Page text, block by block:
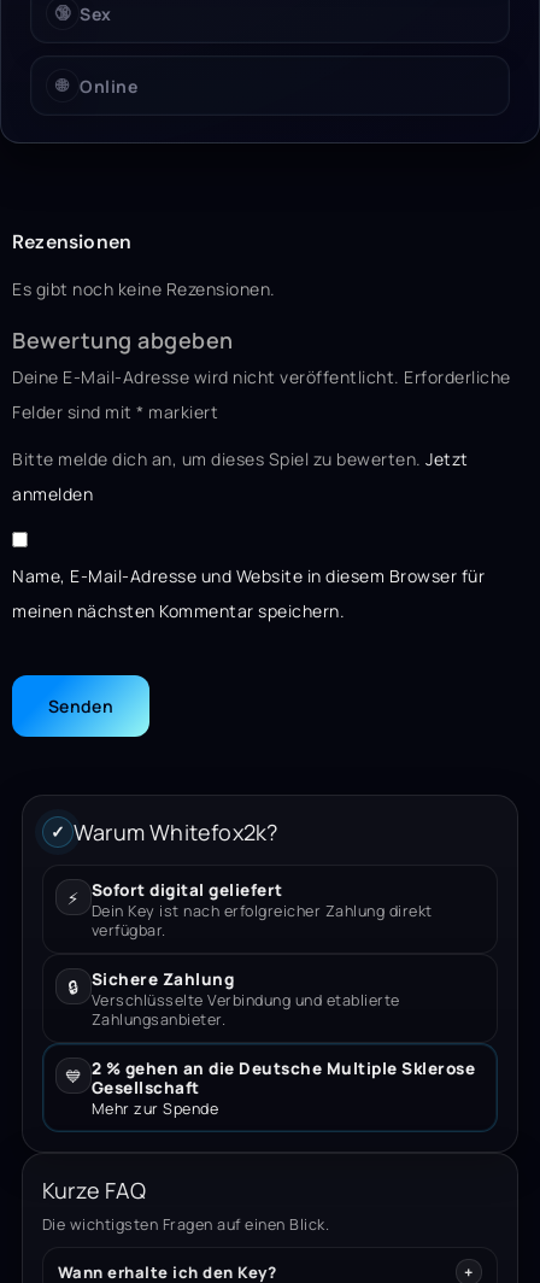
🔞 Sex
🌐 Online
Rezensionen
Es gibt noch keine Rezensionen.
Bewertung abgeben
Deine E-Mail-Adresse wird nicht veröffentlicht. Erforderliche
Felder sind mit * markiert
Bitte melde dich an, um dieses Spiel zu bewerten. Jetzt
anmelden
Name, E-Mail-Adresse und Website in diesem Browser für
meinen nächsten Kommentar speichern.
✓ Warum Whitefox2k?
⚡ Sofort digital geliefert
Dein Key ist nach erfolgreicher Zahlung direkt
verfügbar.
🔒 Sichere Zahlung
Verschlüsselte Verbindung und etablierte
Zahlungsanbieter.
💙 2 % gehen an die Deutsche Multiple Sklerose
Gesellschaft
Mehr zur Spende
Kurze FAQ
Die wichtigsten Fragen auf einen Blick.
Wann erhalte ich den Key?